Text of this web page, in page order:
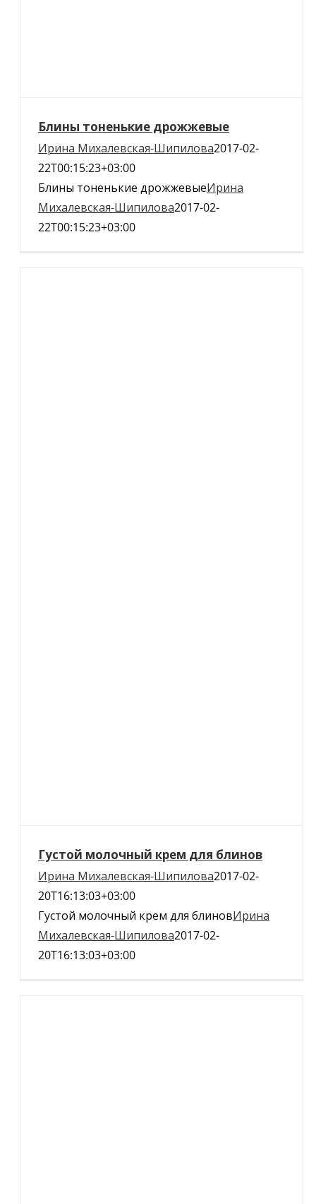
Блины тоненькие дрожжевые
Ирина Михалевская-Шипилова2017-02-
22T00:15:23+03:00
Блины тоненькие дрожжевыеИрина
Михалевская-Шипилова2017-02-
22T00:15:23+03:00
Густой молочный крем для блинов
Ирина Михалевская-Шипилова2017-02-
20T16:13:03+03:00
Густой молочный крем для блиновИрина
Михалевская-Шипилова2017-02-
20T16:13:03+03:00